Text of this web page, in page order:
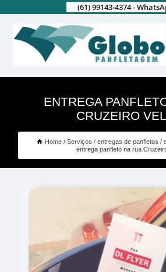
(61) 99143-4374 -
ENTREGA
CRUZEIRO
Home Serviços entregas de panfletos
entrega panfleto na rua